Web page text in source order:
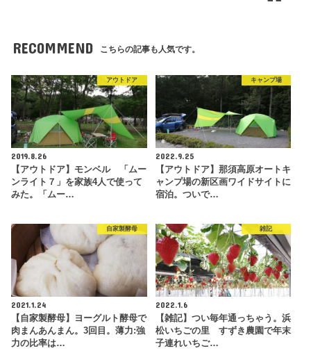
RECOMMEND こちらの記事も人気です。
アウトドア
2019.8.26
【アウトドア】モンベル 「ムー
ンライト７」を家族4人で使って
みた。「ムー…
キャンプ場
2022.9.25
【アウトドア】那須高原オートキ
ャンプ場の新区画ワイドサイトに
宿泊。ついで…
自家製酵母
2021.1.24
【自家製酵母】ヨーグルト酵母で
肉まんあんまん。3回目。薄力:強
力の比率は…
雑記
2022.1.6
【雑記】つい毎年通っちゃう。浜
松いちごの里 すずき農園で年末
子連れいちご…